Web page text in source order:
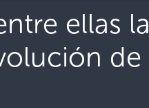
ellas la
de